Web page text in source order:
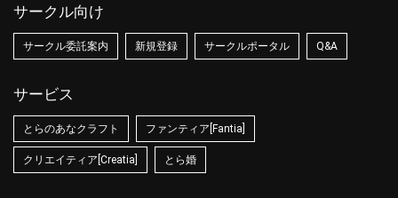
サークル向け
サークル委託案内 新規登録 サークルポータル Q&A
サービス
とらのあなクラフト ファンティア[Fantia]
クリエイティア[Creatia] とら婚